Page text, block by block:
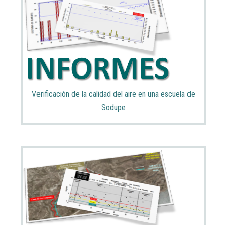
Verificación de la calidad del aire en una escuela de
Sodupe